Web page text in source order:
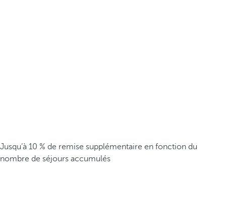
Jusqu’à 10 % de remise supplémentaire en fonction du
nombre de séjours accumulés